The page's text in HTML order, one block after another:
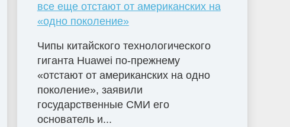
все еще отстают от американских на
«одно поколение»
Чипы китайского технологического
гиганта Huawei по-прежнему
«отстают от американских на одно
поколение», заявили
государственные СМИ его
основатель и...